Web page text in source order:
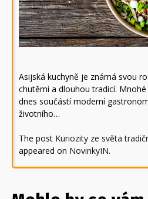
Asijská kuchyně je známá svou
chutěmi a dlouhou tradicí.
dnes součástí moderní
životního…
The post Kuriozity ze světa
appeared on NovinkyIN.